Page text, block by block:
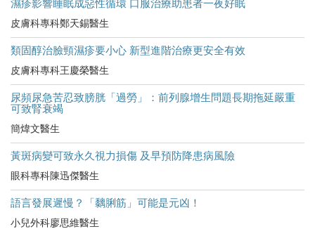
濕疹影響睡眠成惡性循環 口服治療助患者一夜好眠
皮膚科專科鄭天錫醫生
類固醇治臉頸濕疹要小心 新型進階治療更安全有效
皮膚科專科王慶榮醫生
尿頻尿急苦忍致膀胱「過勞」：前列腺增生問題長期拖延嚴重
可致腎衰竭
簡煒文醫生
黃斑病變可致永久視力損傷 及早預防降患病風險
眼科專科陳迅傑醫生
語言發展遲慢？「黐脷筋」可能是元凶！
小兒外科廖思維醫生